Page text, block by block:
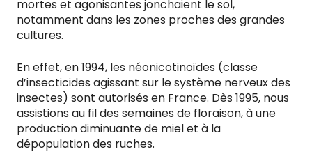
mortes et agonisantes jonchaient le sol,
notamment dans les zones proches des grandes
cultures.
En effet, en 1994, les néonicotinoïdes (classe
d’insecticides agissant sur le système nerveux des
insectes) sont autorisés en France. Dès 1995, nous
assistions au fil des semaines de floraison, à une
production diminuante de miel et à la
dépopulation des ruches.